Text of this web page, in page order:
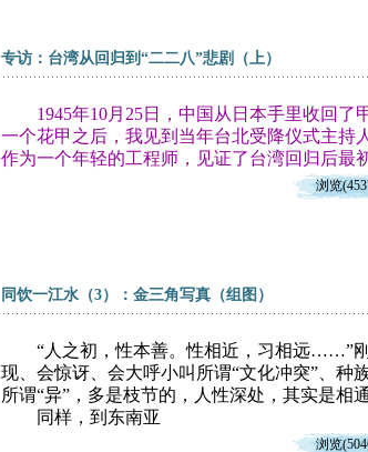
专访：台湾从回归到“二二八”悲剧（上）
1945年10月25日，中国从日本手里收回了
一个花甲之后，我见到当年台北受降仪式主持
作为一个年轻的工程师，见证了台湾回归后最
浏览
同饮一江水（3）：金三角写真（组图）
“人之初，性本善。性相近，习相远……”刚
现、会惊讶、会大呼小叫所谓“文化冲突”、种
所谓“异”，多是枝节的，人性深处，其实是相
同样，到东南亚
浏览